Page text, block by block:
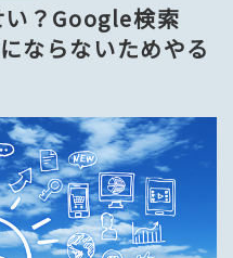
？Google検索
ならないためやる